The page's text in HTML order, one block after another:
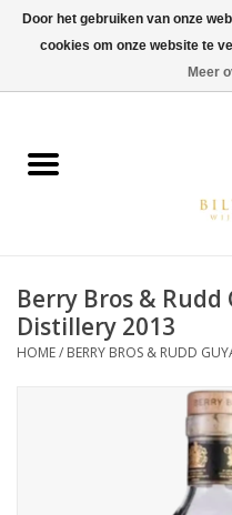
Wijn
Gin & Tonic
Rum
Berry Bros &
Distillery 2013
HOME/ BERRY BROS & RUDD
Door het gebruiken van onze
cookies om onze website te
Meer